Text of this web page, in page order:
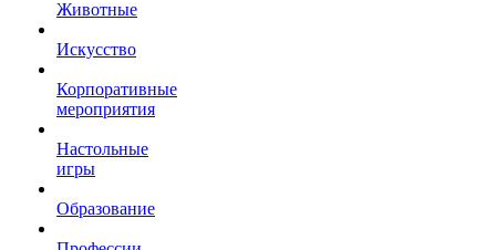
Животные
Искусство
Корпоративные
мероприятия
Настольные
игры
Образование